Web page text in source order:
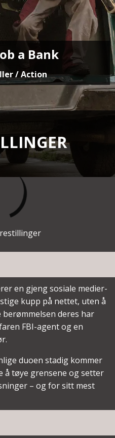
a Bank
/ Action
en gjeng sosiale medier-
kupp på nettet, uten å
berømmelsen deres har
FBI-agent og en
duoen stadig kommer
tøye grensene og setter
– og for sitt mest